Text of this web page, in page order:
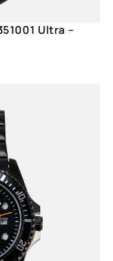
Ultra –